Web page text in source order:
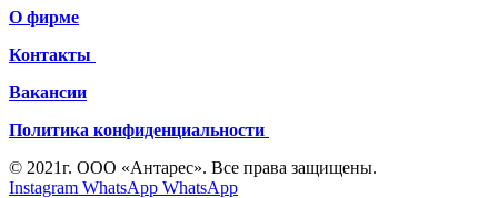
О фирме
Контакты
Вакансии
Политика конфиденциальности
© 2021г. ООО «Антарес». Все права защищены.
Instagram WhatsApp WhatsApp